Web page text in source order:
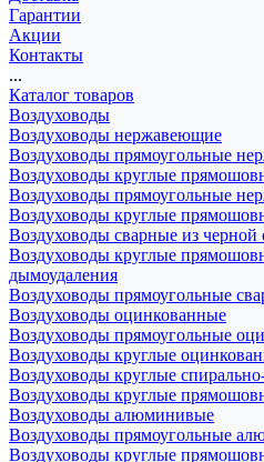
Гарантии
Акции
Контакты
...
Каталог товаров
Воздуховоды
Воздуховоды нержавеющие
Воздуховоды прямоугольные
Воздуховоды круглые
Воздуховоды прямоугольные
Воздуховоды круглые
Воздуховоды сварные из черной
Воздуховоды круглые
дымоудаления
Воздуховоды прямоугольные
Воздуховоды оцинкованные
Воздуховоды прямоугольные
Воздуховоды круглые
Воздуховоды круглые
Воздуховоды круглые
Воздуховоды алюминивые
Воздуховоды прямоугольные
Воздуховоды круглые